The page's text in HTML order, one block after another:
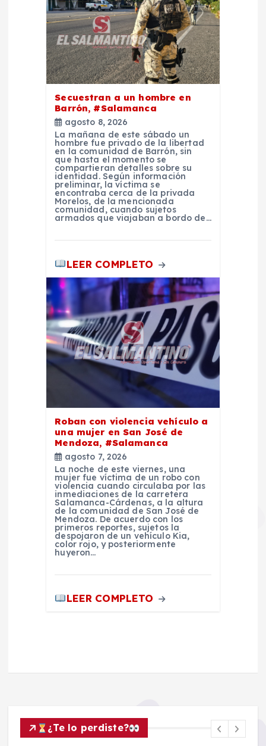
Secuestran a un hombre en
Barrón, #Salamanca
agosto 8, 2026
La mañana de este sábado un
hombre fue privado de la libertad
en la comunidad de Barrón, sin
que hasta el momento se
compartieran detalles sobre su
identidad. Según información
preliminar, la víctima se
encontraba cerca de la privada
Morelos, de la mencionada
comunidad, cuando sujetos
armados que viajaban a bordo de…
LEER COMPLETO
Roban con violencia vehículo a
una mujer en San José de
Mendoza, #Salamanca
agosto 7, 2026
La noche de este viernes, una
mujer fue víctima de un robo con
violencia cuando circulaba por las
inmediaciones de la carretera
Salamanca-Cárdenas, a la altura
de la comunidad de San José de
Mendoza. De acuerdo con los
primeros reportes, sujetos la
despojaron de un vehículo Kia,
color rojo, y posteriormente
huyeron…
LEER COMPLETO
¿Te lo perdiste?